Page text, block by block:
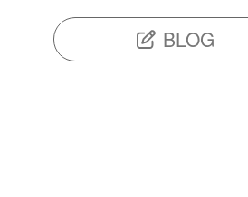
BLOG